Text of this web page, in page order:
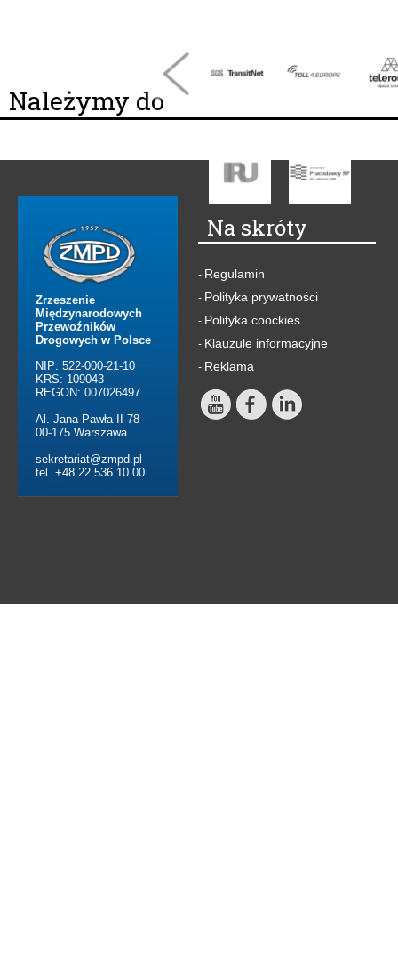
Należymy do
Zrzeszenie
Międzynarodowych
Przewoźników
Drogowych w Polsce
NIP: 522-000-21-10
KRS: 109043
REGON: 007026497
Al. Jana Pawła II 78
00-175 Warszawa
sekretariat@zmpd.pl
tel. +48 22 536 10 00
Na skróty
- Regulamin
- Polityka prywatności
- Polityka coockies
- Klauzule informacyjne
- Reklama